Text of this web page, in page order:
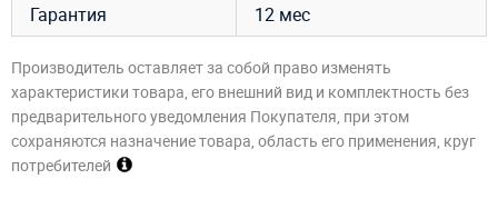
Гарантия
12 мес
Производитель оставляет за собой право изменять
характеристики товара, его внешний вид и комплектность без
предварительного уведомления Покупателя, при этом
сохраняются назначение товара, область его применения, круг
потребителей